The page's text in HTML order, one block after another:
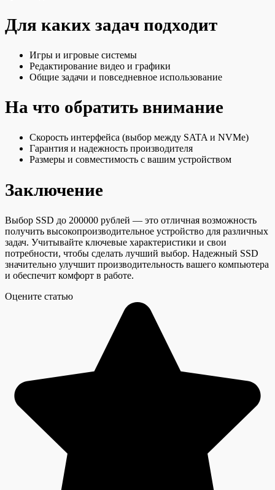
Для каких задач подходит
Игры и игровые системы
Редактирование видео и графики
Общие задачи и повседневное использование
На что обратить внимание
Скорость интерфейса (выбор между SATA и NVMe)
Гарантия и надежность производителя
Размеры и совместимость с вашим устройством
Заключение
Выбор SSD до 200000 рублей — это отличная возможность
получить высокопроизводительное устройство для различных
задач. Учитывайте ключевые характеристики и свои
потребности, чтобы сделать лучший выбор. Надежный SSD
значительно улучшит производительность вашего компьютера
и обеспечит комфорт в работе.
Оцените статью